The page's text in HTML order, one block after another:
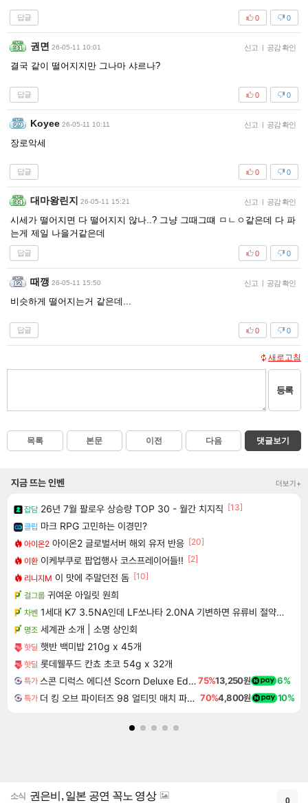
답글 0
0
권면 26-05-11 10:01 신고 | 공감 확인
결국 같이 떨어지지만 그나마 샤르나?
답글 0
0
Koyee 26-05-11 10:11 신고 | 공감 확인
장로악세
답글 0
0
대마왕린지 26-05-11 15:21 신고 | 공감 확인
시세가 떨어지면 다 떨어지지 않나..? 그냥 그때그떄 ㅁㄴㅇ같은데 다 파
는게 제일 나을거같은데
답글 0
0
때깽 26-05-11 15:50 신고 | 공감 확인
비슷하게 떨어지는거 같은데...
답글 0
0
새로고침
등록
목록 본문 이전 다음 댓글보기
지금 뜨는 인벤 더보기+
잡담 26년 7월 팔로우 상승량 TOP 30 - 월간 치지직 [13]
클립 마크 RPG 고민하는 이경민?
아이온2 아이온2 글로벌서버 해외 유저 반응 [20]
이환 이케부쿠로 팝업행사 코스프레이어들!! [2]
리니지M 이 맛에 주말던전 돔 [10]
걸그룹 귀여운 아일릿 원희
차벤 1세대 K7 3.5NA인데 LF쏘나타 2.0NA 기변하면 유류비 절약이 얼마나 될까요..?
명조 세계관 소개 | 소명 상인회
핫딜 햇반 백미밥 210g x 45개
핫딜 롯데웰푸드 칸쵸 초코 54g x 32개
특가 스콘 디럭스 에디션 Scorn Deluxe Edition75%13,250원 6%
특가 더 킹 오브 파이터즈 98 얼티밋 매치 파이널 에디션 THE KING OF FIGHTERS 98 ULTIMATE MATCH FINAL EDITION 70%4,800원 10%
소식 권은비, 일본 공연 꼭노 영상 0